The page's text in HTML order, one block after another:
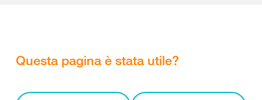
Questa pagina è stata utile?